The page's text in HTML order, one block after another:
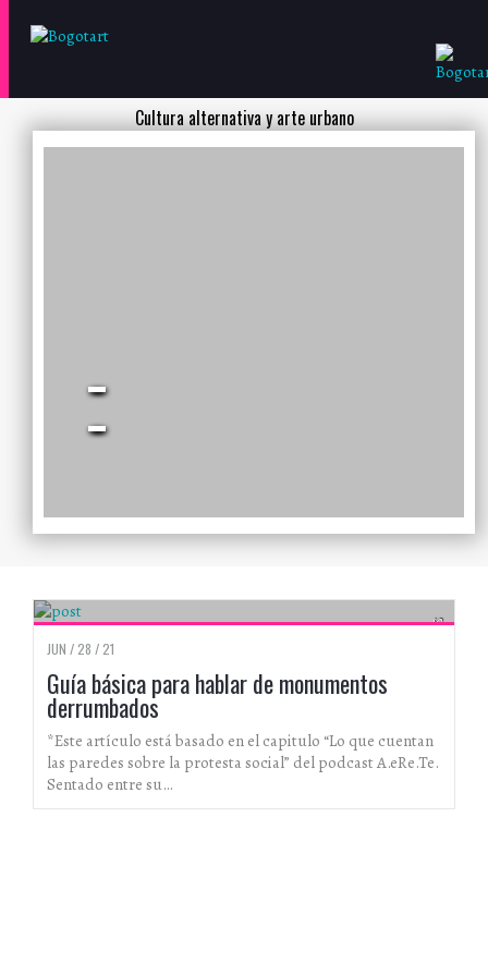
Cultura alternativa y arte urbano
JUN / 28 / 21
Guía básica para hablar de monumentos
derrumbados
*Este artículo está basado en el capitulo “Lo que cuentan
las paredes sobre la protesta social” del podcast A.eRe.Te.
Sentado entre su…